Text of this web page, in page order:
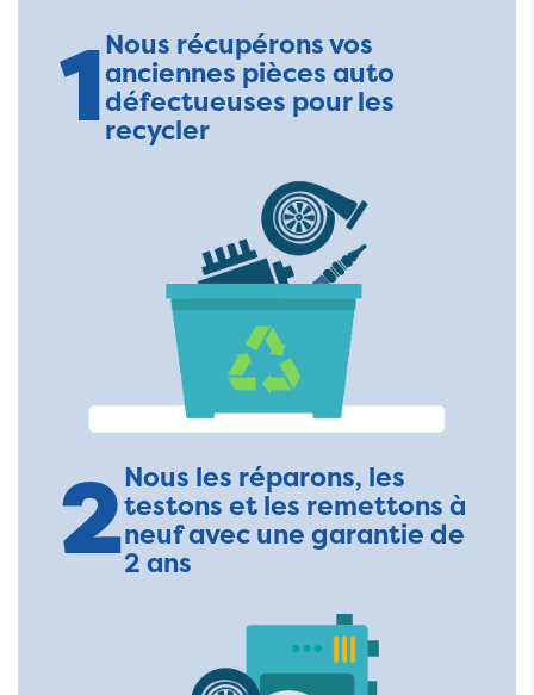
1Nous récupérons vos
anciennes pièces auto
défectueuses pour les
recycler
2Nous les réparons, les
testons et les remettons à
neuf avec une garantie de
2 ans